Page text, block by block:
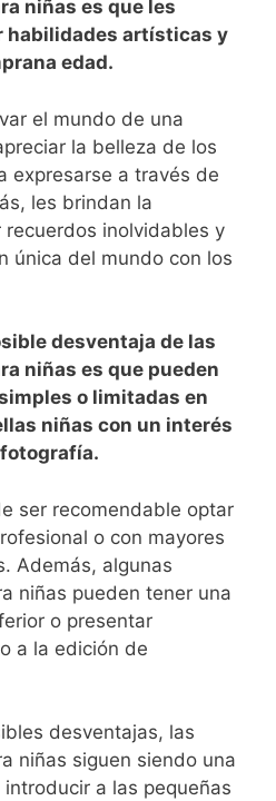
niñas es⁤ que les
‌habilidades artísticas y
edad.
el mundo de una
la belleza ⁢de los
expresarse a través ‍de
les brindan la
inolvidables y
​única del mundo con los⁣
desventaja de las
niñas es ​que pueden
o limitadas en
niñas con un interés
ser‌ recomendable optar
o con mayores
Además, ⁤algunas
niñas pueden tener​ una
o⁤ presentar
a la edición de
desventajas, las
niñas siguen siendo‍ una
a las pequeñas⁤